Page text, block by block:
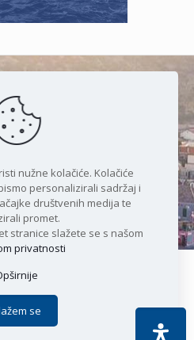
mora i
| Sva prava pridržana |
privatnosti
Apoc IT
nužne kolačiće. Kolačiće
personalizirali sadržaj i
društvenih medija te
promet.
stranice slažete se s našom
privatnosti
se